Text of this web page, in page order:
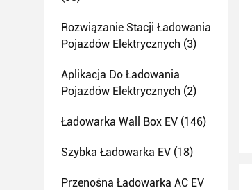
Rozwiązanie Stacji Ładowania
Pojazdów Elektrycznych (3)
Aplikacja Do Ładowania
Pojazdów Elektrycznych (2)
Ładowarka Wall Box EV (146)
Szybka Ładowarka EV (18)
Przenośna Ładowarka AC EV